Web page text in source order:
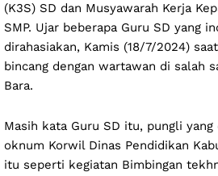
(K3S) SD dan Musyawarah Kerja
SMP. Ujar beberapa Guru SD yang
dirahasiakan, Kamis (18/7/2024)
bincang dengan wartawan di salah
Bara.
Masih kata Guru SD itu, pungli
oknum Korwil Dinas Pendidikan
itu seperti kegiatan Bimbingan